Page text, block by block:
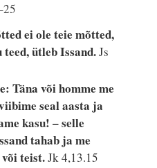
ei ole teie mõtted,
teed, ütleb Issand.Js
Täna või homme me
seal aasta ja
kasu! – selle
tahab ja me
või teist.Jk 4,13.15